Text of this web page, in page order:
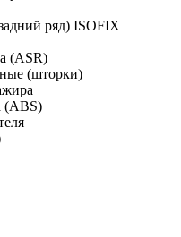
ряд) ISOFIX
(ASR)
(шторки)
(ABS)